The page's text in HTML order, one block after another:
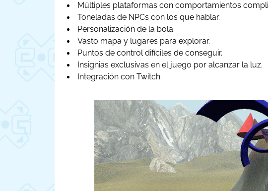
Múltiples plataformas con comportamientos
Toneladas de NPCs con los que hablar.
Personalización de la bola.
Vasto mapa y lugares para explorar.
Puntos de control difíciles de conseguir.
Insignias exclusivas en el juego por alcanzar la luz.
Integración con Twitch.